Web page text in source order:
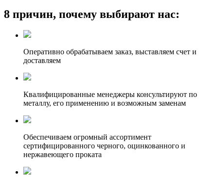
8 причин, почему выбирают нас:
Оперативно обрабатываем заказ, выставляем счет и
доставляем
Квалифицированные менеджеры консультируют по
металлу, его применению и возможным заменам
Обеспечиваем огромный ассортимент
сертифицированного черного, оцинкованного и
нержавеющего проката